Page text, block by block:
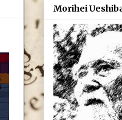
Morihei